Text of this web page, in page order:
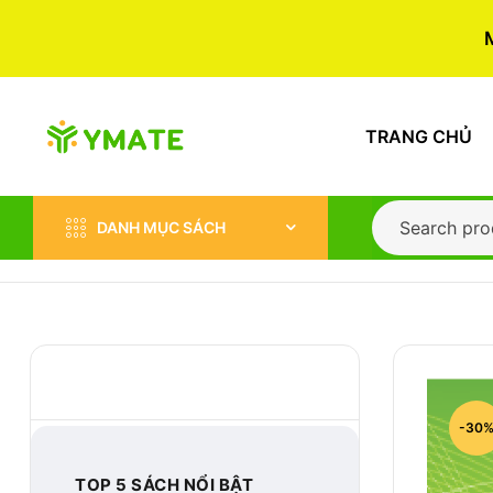
TRANG CHỦ
DANH MỤC SÁCH
-30%
TOP 5 SÁCH NỔI BẬT